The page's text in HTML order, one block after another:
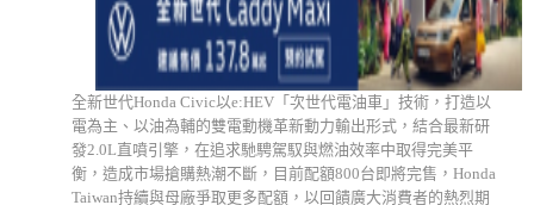
全新世代Honda Civic以e:HEV「次世代電油車」技術，打造以
電為主、以油為輔的雙電動機革新動力輸出形式，結合最新研
發2.0L直噴引擎，在追求馳騁駕馭與燃油效率中取得完美平
衡，造成市場搶購熱潮不斷，目前配額800台即將完售，Honda
Taiwan持續與母廠爭取更多配額，以回饋廣大消費者的熱烈期